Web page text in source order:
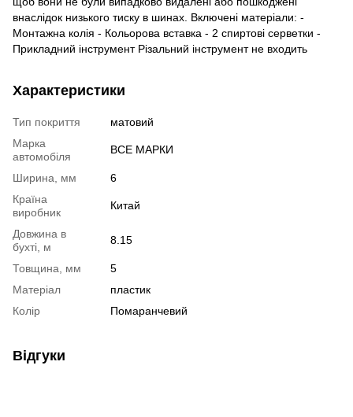
внаслідок низького тиску в шинах. Включені матеріали: -
Монтажна колія - Кольорова вставка - 2 спиртові серветки -
Прикладний інструмент Різальний інструмент не входить
Характеристики
Тип покриття
матовий
Марка
автомобіля
ВСЕ МАРКИ
Ширина, мм
6
Країна
виробник
Китай
Довжина в
бухті, м
8.15
Товщина, мм
5
Матеріал
пластик
Колір
Помаранчевий
Відгуки